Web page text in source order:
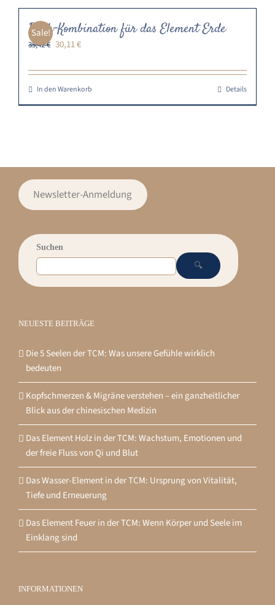
Sale!
Buch-Kombination für das Element Erde
35,42€ Ursprünglicher
war:
35,42 €
30,11€Aktueller
ist:
30,11 €.
In den Warenkorb Details
Newsletter-Anmeldung
Suchen
🔍
NEUESTE BEITRÄGE
Die 5 Seelen der TCM: Was unsere Gefühle wirklich
bedeuten
Kopfschmerzen & Migräne verstehen – ein ganzheitlicher
Blick aus der chinesischen Medizin
Das Element Holz in der TCM: Wachstum, Emotionen und
der freie Fluss von Qi und Blut
Das Wasser-Element in der TCM: Ursprung von Vitalität,
Tiefe und Erneuerung
Das Element Feuer in der TCM: Wenn Körper und Seele im
Einklang sind
INFORMATIONEN